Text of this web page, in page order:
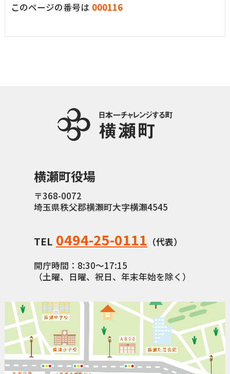
このページの番号は 000116
横瀬町役場
〒368-0072
埼玉県秩父郡横瀬町大字横瀬4545
TEL 0494-25-0111 （代表）
開庁時間：8:30〜17:15
（土曜、日曜、祝日、年末年始を除く）